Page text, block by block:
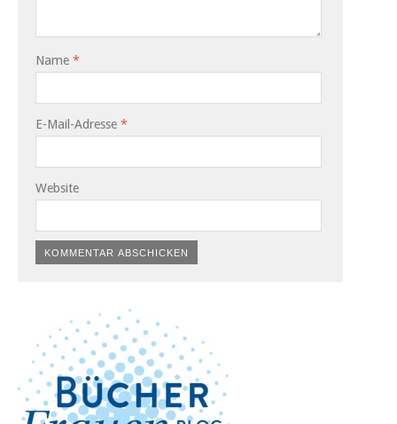
Name *
E-Mail-Adresse *
Website